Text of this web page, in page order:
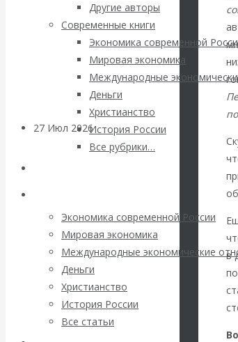
Другие авторы
Современные книги
Экономика современной
Мировая экономика
Международные
Деньги
Христианство
История России
Все рубрики…
Экономика современной России
Мировая экономика
Международные экономические
Деньги
Христианство
История России
Все статьи
«Мировые
ростовщики»:
вчера и сегодня
27 Июл 2026Мировая
валютная система
КАтасонов.
«МЕТОД
ОТМЫВАНИЯ
ДЕНЕГ»: КИТАЙ
в